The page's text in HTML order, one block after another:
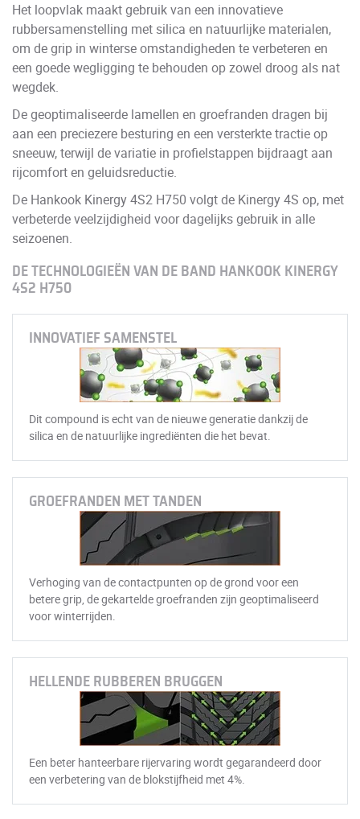
Het loopvlak maakt gebruik van een innovatieve
rubbersamenstelling met silica en natuurlijke materialen,
om de grip in winterse omstandigheden te verbeteren en
een goede wegligging te behouden op zowel droog als nat
wegdek.
De geoptimaliseerde lamellen en groefranden dragen bij
aan een preciezere besturing en een versterkte tractie op
sneeuw, terwijl de variatie in profielstappen bijdraagt aan
rijcomfort en geluidsreductie.
De Hankook Kinergy 4S2 H750 volgt de Kinergy 4S op, met
verbeterde veelzijdigheid voor dagelijks gebruik in alle
seizoenen.
DE TECHNOLOGIEËN VAN DE BAND HANKOOK KINERGY
4S2 H750
INNOVATIEF SAMENSTEL
Dit compound is echt van de nieuwe generatie dankzij de
silica en de natuurlijke ingrediënten die het bevat.
GROEFRANDEN MET TANDEN
Verhoging van de contactpunten op de grond voor een
betere grip, de gekartelde groefranden zijn geoptimaliseerd
voor winterrijden.
HELLENDE RUBBEREN BRUGGEN
Een beter hanteerbare rijervaring wordt gegarandeerd door
een verbetering van de blokstijfheid met 4%.